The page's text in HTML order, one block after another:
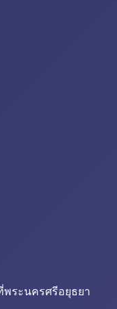
พระนครศรีอยุธยา